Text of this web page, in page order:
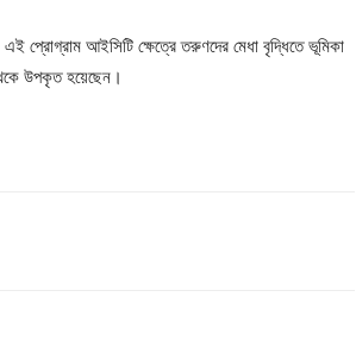
প্রোগ্রাম আইসিটি ক্ষেত্রে তরুণদের মেধা বৃদ্ধিতে ভূমিকা
উপকৃত হয়েছেন।